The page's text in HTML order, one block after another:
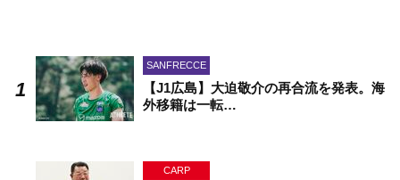
SANFRECCE
【J1広島】大迫敬介の再合流を発表。海
外移籍は一転…
CARP